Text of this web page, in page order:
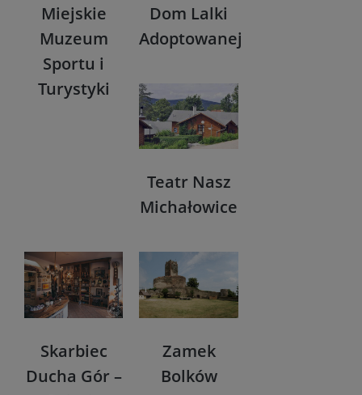
Miejskie
Muzeum
Sportu i
Turystyki
Dom Lalki
Adoptowanej
Teatr Nasz
Michałowice
Skarbiec
Ducha Gór –
Zamek
Bolków